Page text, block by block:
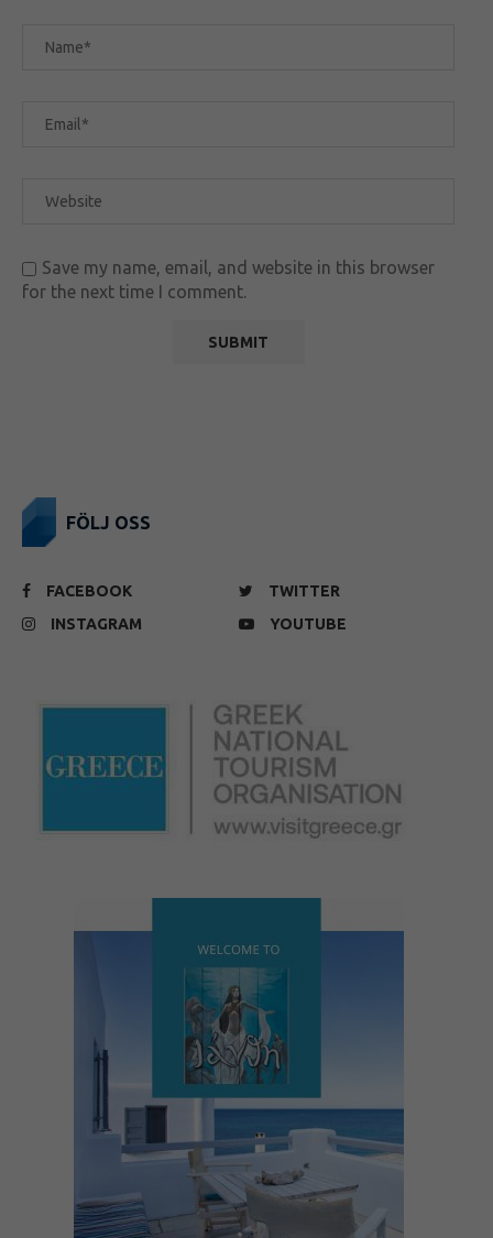
Save my name, email, and website in this browser
for the next time I comment.
FÖLJ OSS
FACEBOOK
TWITTER
INSTAGRAM
YOUTUBE